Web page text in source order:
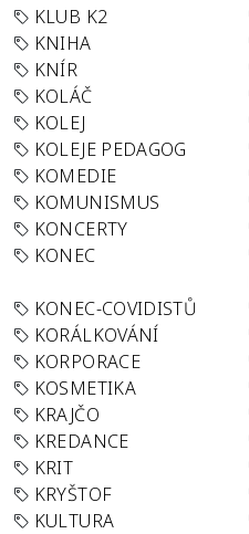
KLUB K2
KNIHA
KNÍR
KOLÁČ
KOLEJ
KOLEJE PEDAGOG
KOMEDIE
KOMUNISMUS
KONCERTY
KONEC
KONEC-COVIDISTŮ
KORÁLKOVÁNÍ
KORPORACE
KOSMETIKA
KRAJČO
KREDANCE
KRIT
KRYŠTOF
KULTURA